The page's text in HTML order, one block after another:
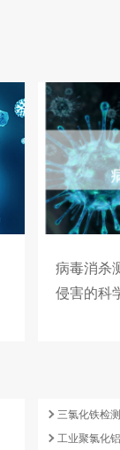
病毒消杀
侵害的科
三氯化铁检测
工业聚氯化